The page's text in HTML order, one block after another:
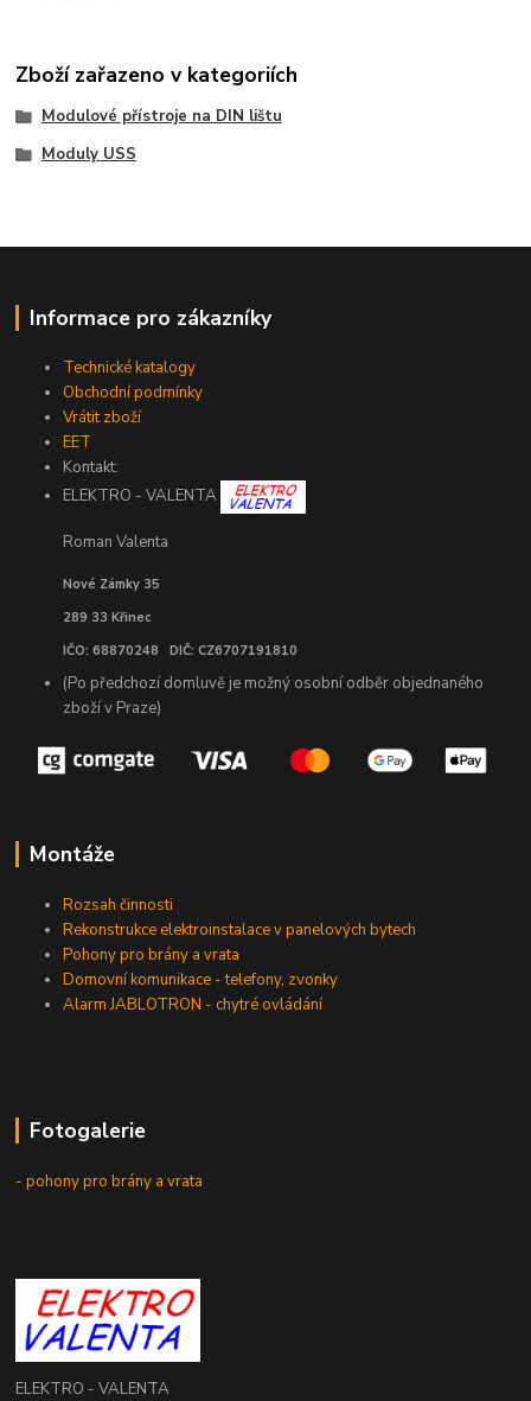
Zboží zařazeno v kategoriích
Modulové přístroje na DIN lištu
Moduly USS
Informace pro zákazníky
Technické katalogy
Obchodní podmínky
Vrátit zboží
EET
Kontakt:
ELEKTRO - VALENTA
Roman Valenta
Nové Zámky 35
289 33 Křinec
IČO: 68870248 DIČ: CZ6707191810
(Po předchozí domluvě je možný osobní odběr objednaného
zboží v Praze)
Montáže
Rozsah činnosti
Rekonstrukce elektroinstalace v panelových bytech
Pohony pro brány a vrata
Domovní komunikace - telefony, zvonky
Alarm JABLOTRON - chytré ovládání
Fotogalerie
- pohony pro brány a vrata
ELEKTRO - VALENTA